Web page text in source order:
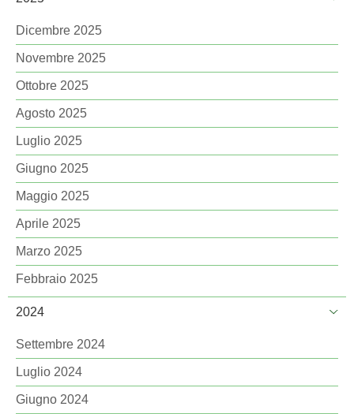
Dicembre 2025
Novembre 2025
Ottobre 2025
Agosto 2025
Luglio 2025
Giugno 2025
Maggio 2025
Aprile 2025
Marzo 2025
Febbraio 2025
2024
Settembre 2024
Luglio 2024
Giugno 2024